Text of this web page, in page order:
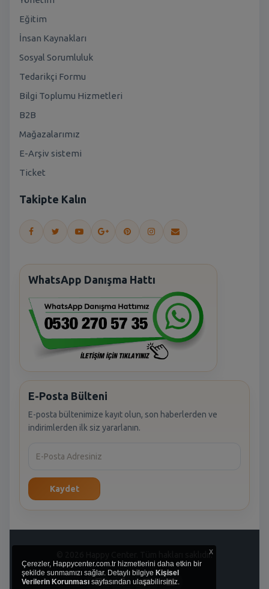
Eğitim
İnsan Kaynakları
Sosyal Sorumluluk
Tedarikçi Formu
Bilgi Toplumu Hizmetleri
B2B
Mağazalarımız
E-Arşiv sistemi
Ticket
Takipte Kalın
WhatsApp Danışma Hattı
E-Posta Bülteni
E-posta bültenimize kayıt olun, son haberlerden ve
indirimlerden ilk siz yararlanın.
Kaydet
© 2026 Happy Center. Tüm hakları saklıdır.
x
Çerezler, Happycenter.com.tr hizmetlerini daha etkin bir
şekilde sunmamızı sağlar. Detaylı bilgiye Kişisel
Verilerin Korunması sayfasından ulaşabilirsiniz.